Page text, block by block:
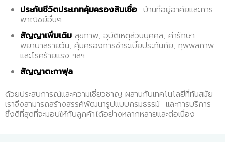
ประกันชีวิตประเภทคุ้มครองสินเชื่อ บ้านที่อยู่อาศัยและการ
พาณิชย์อื่นๆ
สัญญาเพิ่มเติม สุขภาพ, อุบัติเหตุส่วนบุคคล, ค่ารักษา
พยาบาลรายวัน, คุ้มครองการชำระเบี้ยประกันภัย, ทุพพลภาพ
และโรคร้ายแรง ฯลฯ
สัญญาตะกาฟุล
ด้วยประสบการณ์และความเชี่ยวชาญ ผสานกับเทคโนโลยีที่ทันสมัย
เราจึงสามารถสร้างสรรค์พัฒนารูปแบบกรมธรรม์ และการบริการ
ซึ่งดีที่สุดที่จะมอบให้กับลูกค้าได้อย่างหลากหลายและต่อเนื่อง